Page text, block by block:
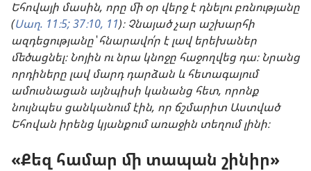
Եհովայի մասին, որը մի օր վերջ է դնելու բռնությանը
(Սաղ. 11։5;37։10, 11)։ Չնայած չար աշխարհի
ազդեցությանը՝ հնարավո՛ր է լավ երեխաներ
մեծացնել։ Նոյին ու նրա կնոջը հաջողվեց դա։ Նրանց
որդիները լավ մարդ դարձան և հետագայում
ամուսնացան այնպիսի կանանց հետ, որոնք
նույնպես ցանկանում էին, որ ճշմարիտ Աստված
Եհովան իրենց կյանքում առաջին տեղում լինի։
«Քեզ համար մի տապան շինիր»